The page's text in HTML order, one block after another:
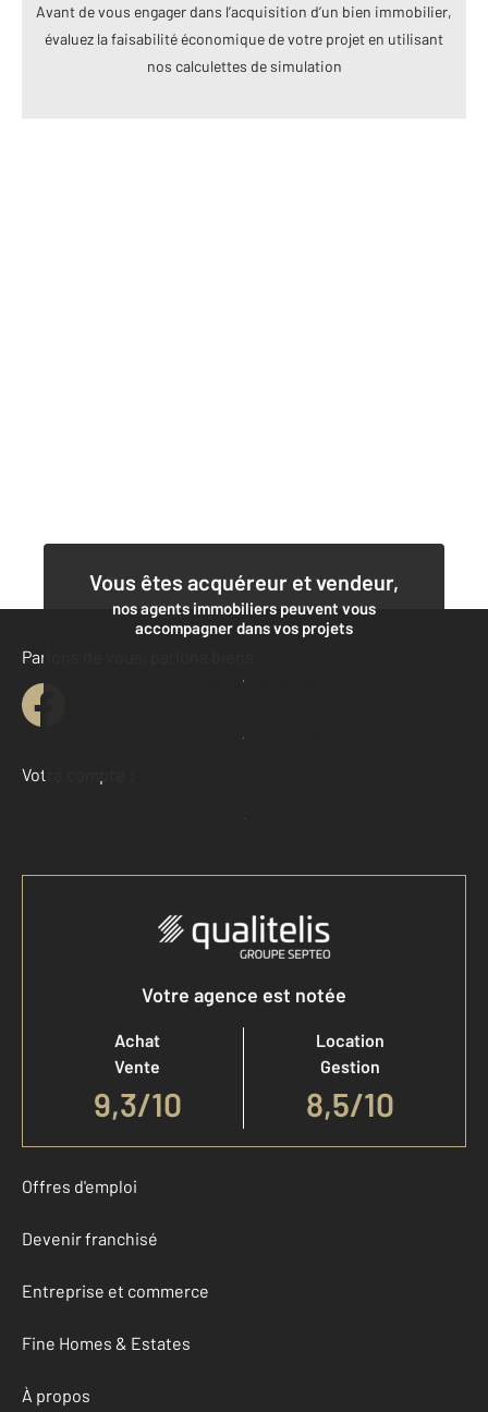
Avant de vous engager dans l’acquisition d’un bien immobilier,
évaluez la faisabilité économique de votre projet en utilisant
nos calculettes de simulation
Vous êtes acquéreur et vendeur,
nos agents immobiliers peuvent vous
accompagner dans vos projets
Contacter l'agence
Demander une estimation
Parlons de vous, parlons biens
Votre compte :
Accéder à mon compte
Votre agence est notée
Achat
Vente
9,3/10
Location
Gestion
8,5/10
Offres d'emploi
Devenir franchisé
Entreprise et commerce
Fine Homes & Estates
À propos